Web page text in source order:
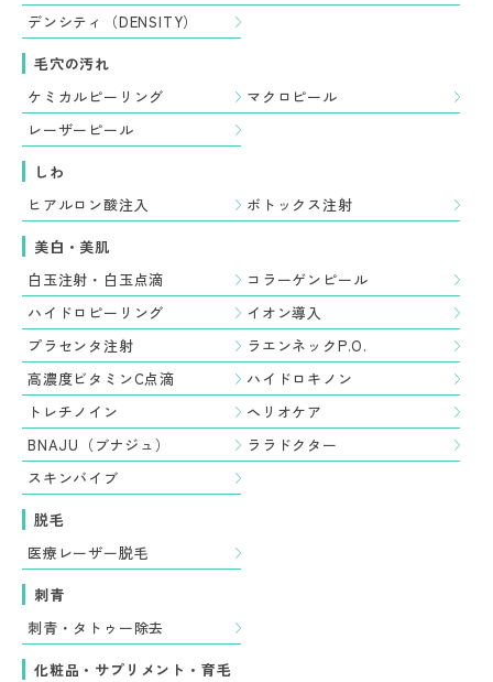
デンシティ（DENSITY）
毛穴の汚れ
ケミカルピーリング
マクロピール
レーザーピール
しわ
ヒアルロン酸注入
ボトックス注射
美白・美肌
白玉注射・白玉点滴
コラーゲンピール
ハイドロピーリング
イオン導入
プラセンタ注射
ラエンネックP.O.
高濃度ビタミンC点滴
ハイドロキノン
トレチノイン
ヘリオケア
BNAJU（ブナジュ）
ララドクター
スキンバイブ
脱毛
医療レーザー脱毛
刺青
刺青・タトゥー除去
化粧品・サプリメント・育毛